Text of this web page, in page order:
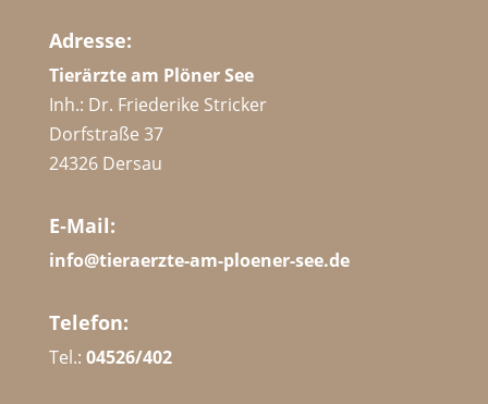
Adresse:
Tierärzte am Plöner See
Inh.: Dr. Friederike Stricker
Dorfstraße 37
24326 Dersau
E‑Mail:
info@tieraerzte-am-ploener-see.de
Tele­fon:
Tel.: 04526/402